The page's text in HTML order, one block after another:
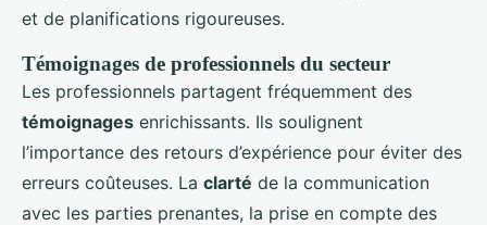
et de planifications rigoureuses.
Témoignages de professionnels du secteur
Les professionnels partagent fréquemment des
témoignages enrichissants. Ils soulignent
l’importance des retours d’expérience pour éviter des
erreurs coûteuses. La clarté de la communication
avec les parties prenantes, la prise en compte des